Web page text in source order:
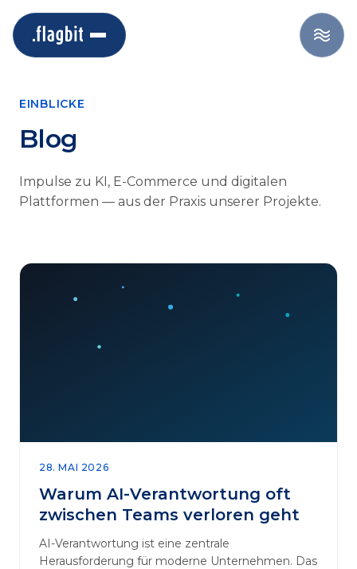
EINBLICKE
Blog
Impulse zu KI, E-Commerce und digitalen
Plattformen — aus der Praxis unserer Projekte.
28. MAI 2026
Warum AI-Verantwortung oft
zwischen Teams verloren geht
AI-Verantwortung ist eine zentrale
Herausforderung für moderne Unternehmen. Das